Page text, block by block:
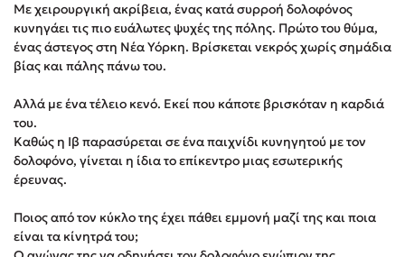
Benzamin Bécue
Rebecca Yarros
Teo Benedetti
Τζένη Κουτσοδημητροπούλου
Emily Henry
Ali Hazelwood
Cori Doerrfeld
Δανάη Ιμπραχήμ
Με χειρουργική ακρίβεια, ένας κατά συρροή δολοφόνος
κυνηγάει τις πιο ευάλωτες ψυχές της πόλης. Πρώτο του θύμα,
ένας άστεγος στη Νέα Υόρκη. Βρίσκεται νεκρός χωρίς σημάδια
βίας και πάλης πάνω του.
Αλλά με ένα τέλειο κενό. Εκεί που κάποτε βρισκόταν η καρδιά
του.
Καθώς η Ιβ παρασύρεται σε ένα παιχνίδι κυνηγητού με τον
δολοφόνο, γίνεται η ίδια το επίκεντρο μιας εσωτερικής
έρευνας.
Ποιος από τον κύκλο της έχει πάθει εμμονή μαζί της και ποια
είναι τα κίνητρά του;